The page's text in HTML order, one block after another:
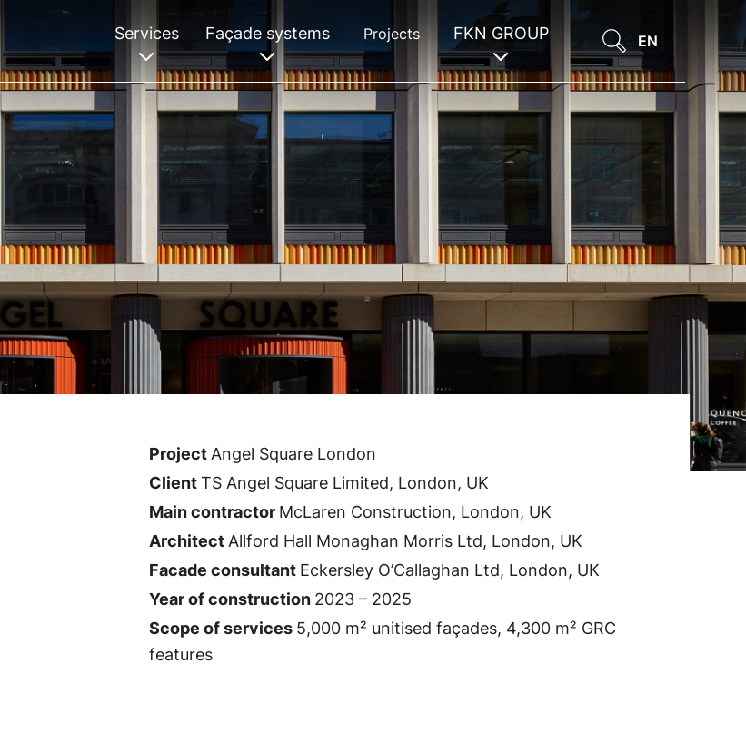
Services Façade systems Projects FKN GROUP EN
Project Angel Square London
ClientTS Angel Square Limited, London, UK
Main contractor McLaren Construction, London, UK
Architect Allford Hall Monaghan Morris Ltd, London, UK
Facade consultant Eckersley O’Callaghan Ltd, London, UK
Year of construction 2023 – 2025
Scope of services 5,000 m² unitised façades, 4,300 m² GRC
features